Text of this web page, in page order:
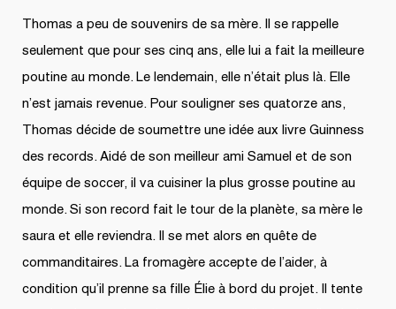
Thomas a peu de souvenirs de sa mère. Il se rappelle
seulement que pour ses cinq ans, elle lui a fait la meilleure
poutine au monde. Le lendemain, elle n’était plus là. Elle
n’est jamais revenue. Pour souligner ses quatorze ans,
Thomas décide de soumettre une idée aux livre Guinness
des records. Aidé de son meilleur ami Samuel et de son
équipe de soccer, il va cuisiner la plus grosse poutine au
monde. Si son record fait le tour de la planète, sa mère le
saura et elle reviendra. Il se met alors en quête de
commanditaires. La fromagère accepte de l’aider, à
condition qu’il prenne sa fille Élie à bord du projet. Il tente